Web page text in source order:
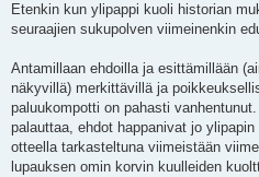
Etenkin kun ylipappi kuoli historian
seuraajien sukupolven viimeinenkin
Antamillaan ehdoilla ja esittämillään
näkyvillä) merkittävillä ja
paluukompotti on pahasti
palauttaa, ehdot happanivat jo
otteella tarkasteltuna viimeistään
lupauksen omin korvin kuulleiden